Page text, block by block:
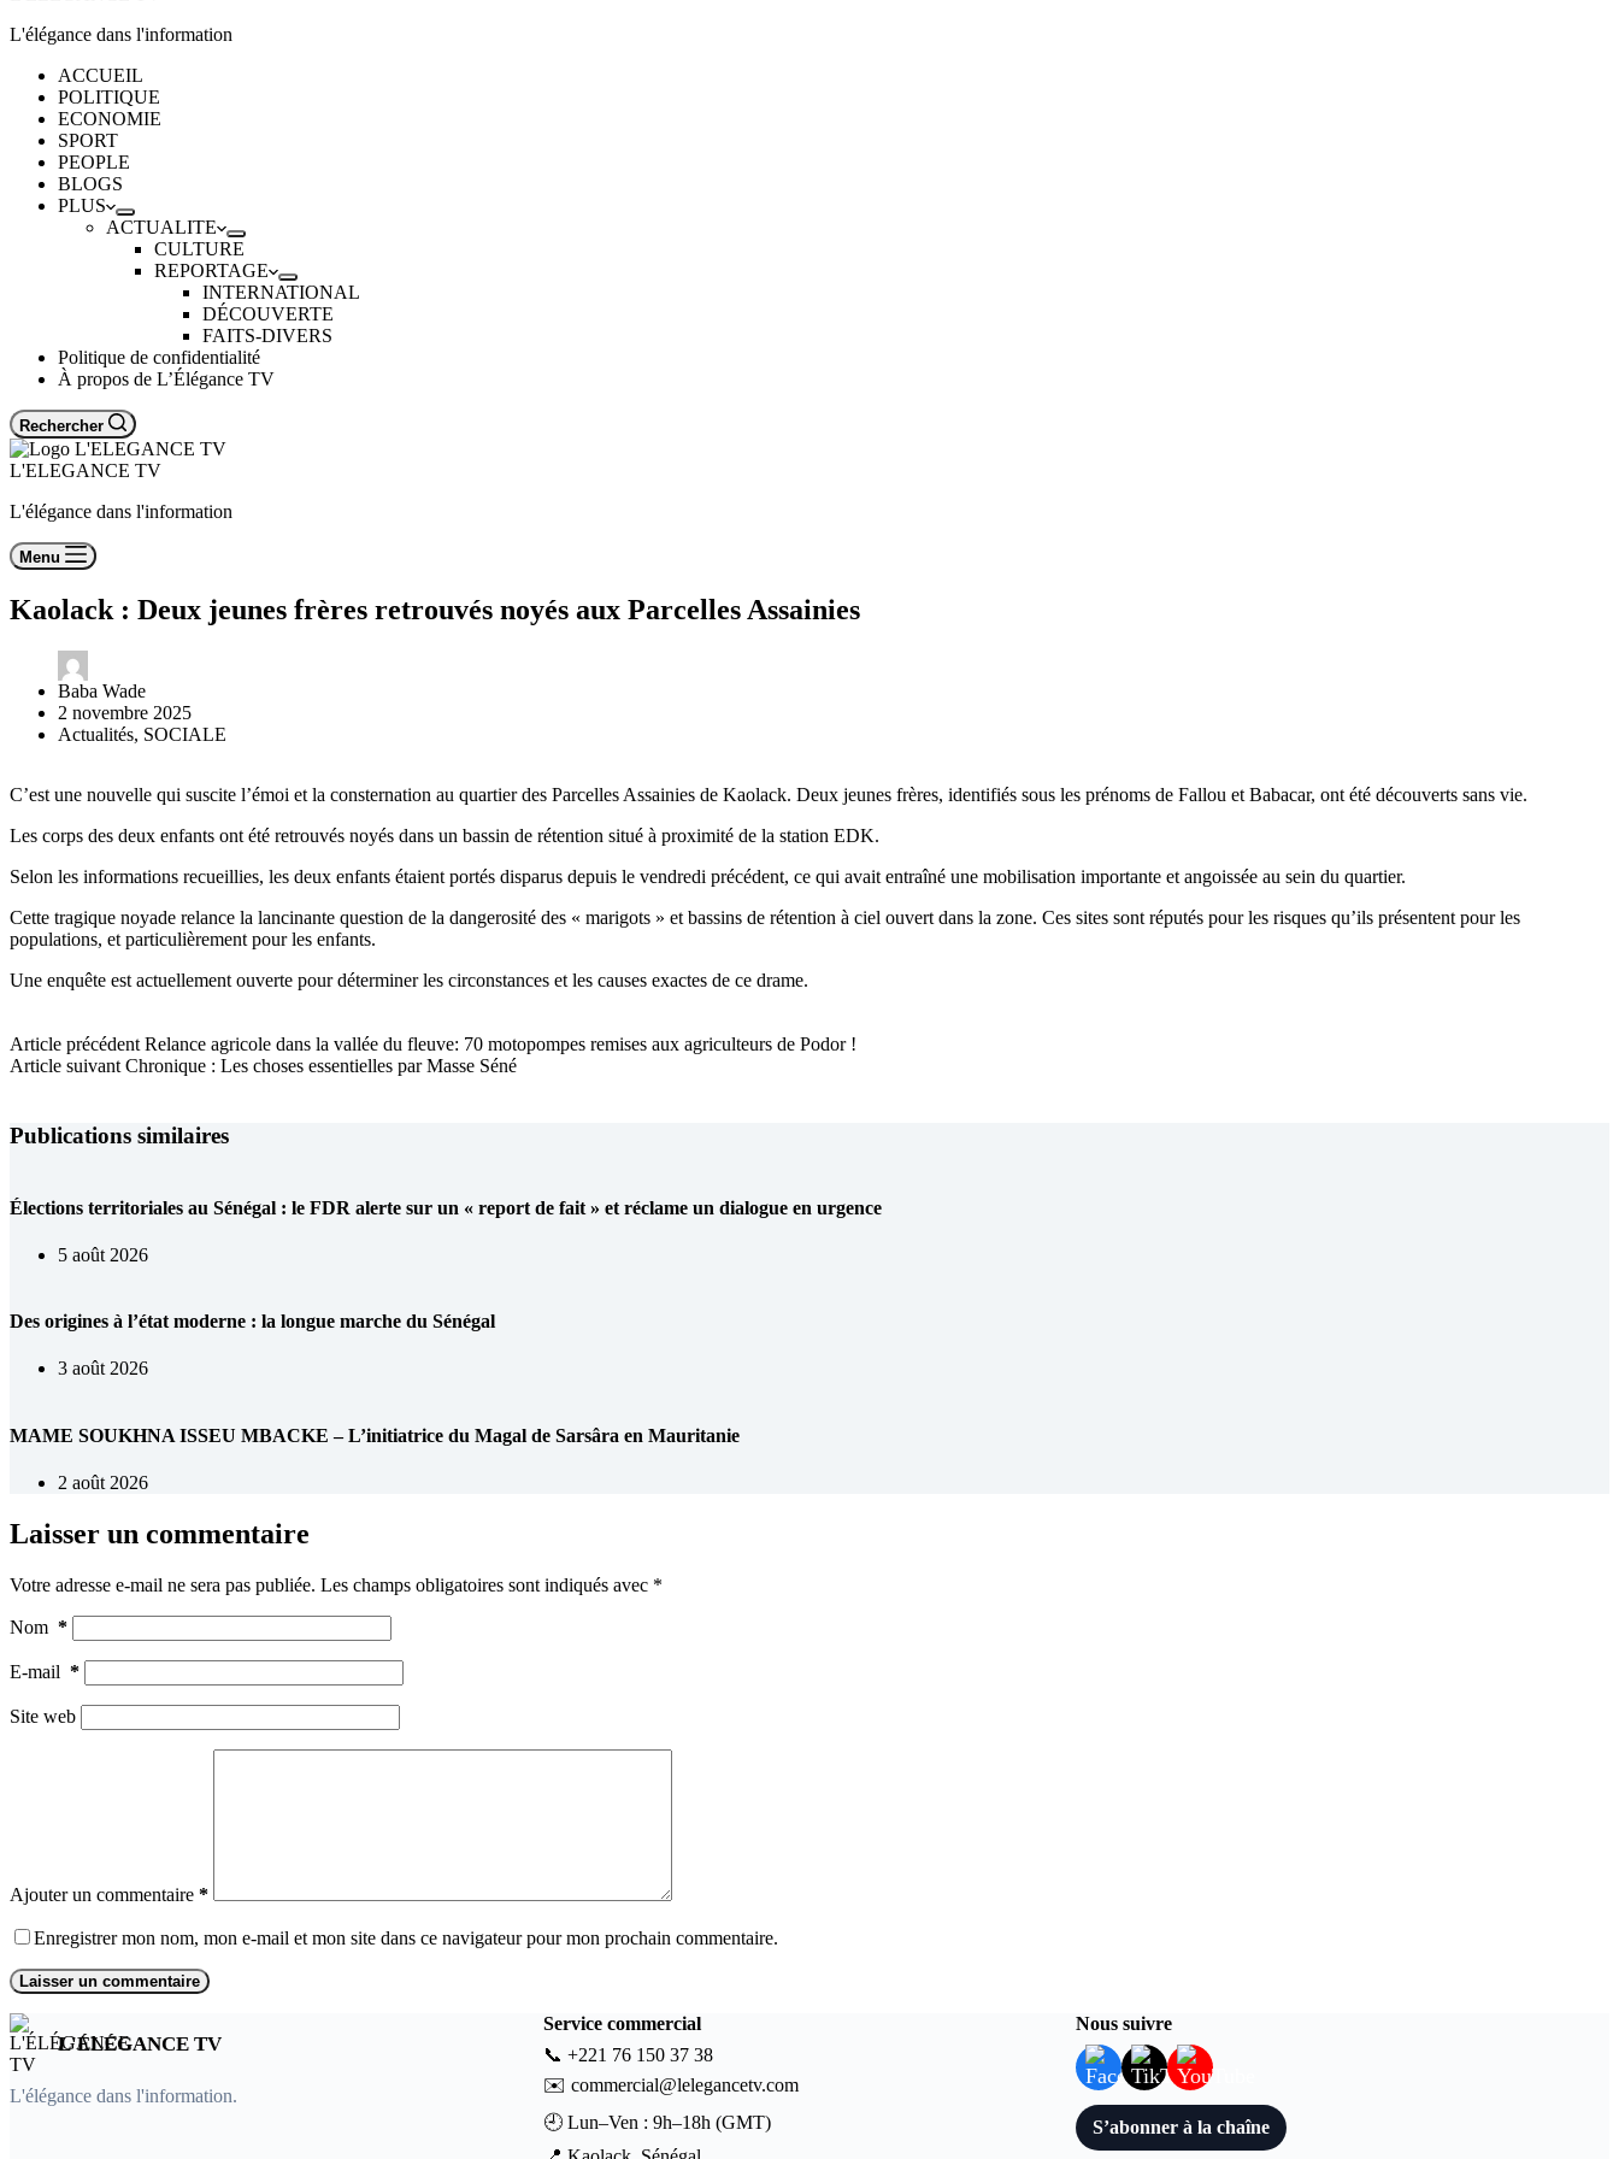
L'élégance dans l'information
ACCUEIL
POLITIQUE
ECONOMIE
SPORT
PEOPLE
BLOGS
PLUS
ACTUALITE
CULTURE
REPORTAGE
INTERNATIONAL
DÉCOUVERTE
FAITS-DIVERS
Politique de confidentialité
À propos de L’Élégance TV
Rechercher
L'ELEGANCE TV
L'élégance dans l'information
Menu
Kaolack : Deux jeunes frères retrouvés noyés aux Parcelles Assainies
Baba Wade
2 novembre 2025
Actualités, SOCIALE
C’est une nouvelle qui suscite l’émoi et la consternation au quartier des Parcelles Assainies de Kaolack. Deux jeunes frères, identifiés sous les prénoms de Fallou et Babacar, ont été découverts sans vie.
Les corps des deux enfants ont été retrouvés noyés dans un bassin de rétention situé à proximité de la station EDK.
Selon les informations recueillies, les deux enfants étaient portés disparus depuis le vendredi précédent, ce qui avait entraîné une mobilisation importante et angoissée au sein du quartier.
Cette tragique noyade relance la lancinante question de la dangerosité des « marigots » et bassins de rétention à ciel ouvert dans la zone. Ces sites sont réputés pour les risques qu’ils présentent pour les
populations, et particulièrement pour les enfants.
Une enquête est actuellement ouverte pour déterminer les circonstances et les causes exactes de ce drame.
Article précédent Relance agricole dans la vallée du fleuve: 70 motopompes remises aux agriculteurs de Podor !
Article suivant Chronique : Les choses essentielles par Masse Séné
Publications similaires
Élections territoriales au Sénégal : le FDR alerte sur un « report de fait » et réclame un dialogue en urgence
5 août 2026
Des origines à l’état moderne : la longue marche du Sénégal
3 août 2026
MAME SOUKHNA ISSEU MBACKE – L’initiatrice du Magal de Sarsâra en Mauritanie
2 août 2026
Laisser un commentaire
Votre adresse e-mail ne sera pas publiée. Les champs obligatoires sont indiqués avec *
Nom *
E-mail *
Site web
Ajouter un commentaire *
Enregistrer mon nom, mon e-mail et mon site dans ce navigateur pour mon prochain commentaire.
Laisser un commentaire
L'ÉLÉGANCE TV
L'élégance dans l'information.
Service commercial
📞 +221 76 150 37 38
✉️ commercial@lelegancetv.com
🕘 Lun–Ven : 9h–18h (GMT)
Nous suivre
S’abonner à la chaîne